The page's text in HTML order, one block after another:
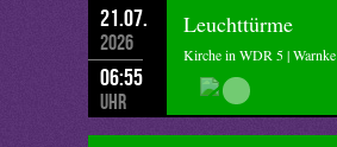
21.07.
2026
06:55
Uhr
Leuchttürme
Kirche in WDR 5 | Warnke